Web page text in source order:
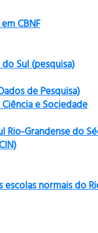
CBNF
Sul (pesquisa)
de Pesquisa)
e Sociedade
Rio-Grandense do
escolas normais do